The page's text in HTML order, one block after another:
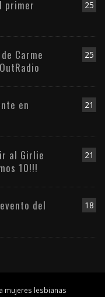
25
primer
25
Carme
21
en
21
al Girlie
10!!!
18
del
mujeres lesbianas